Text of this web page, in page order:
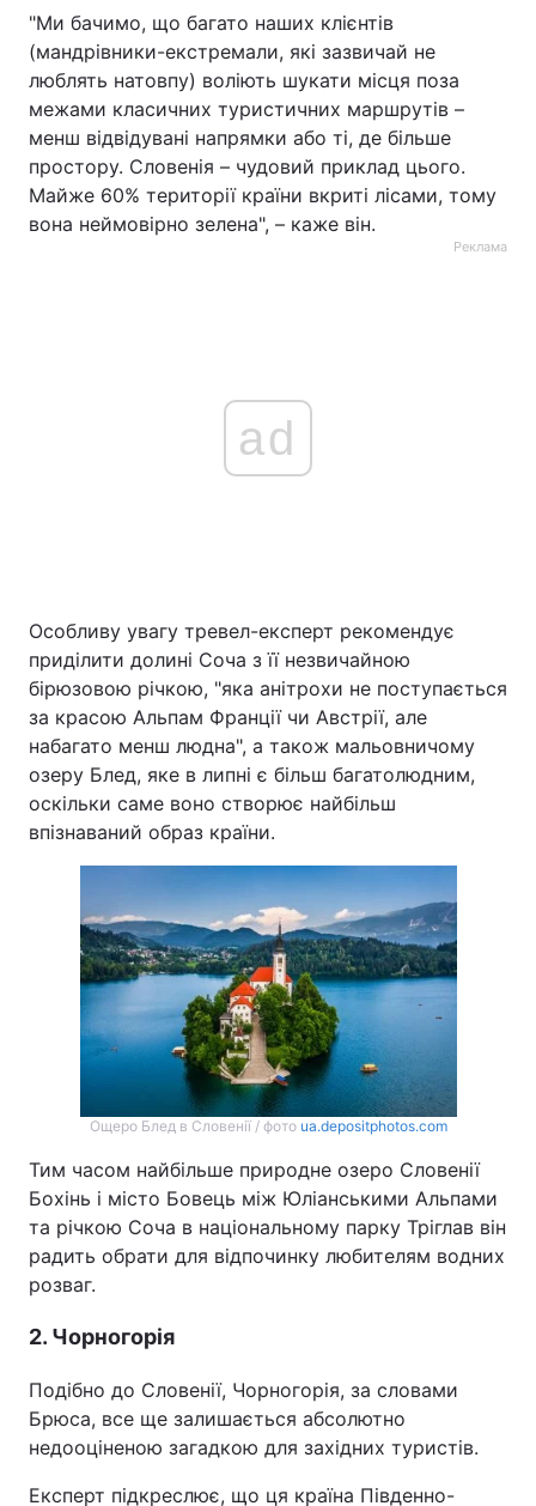
"Ми бачимо, що багато наших клієнтів
(мандрівники-екстремали, які зазвичай не
люблять натовпу) воліють шукати місця поза
межами класичних туристичних маршрутів –
менш відвідувані напрямки або ті, де більше
простору. Словенія – чудовий приклад цього.
Майже 60% території країни вкриті лісами, тому
вона неймовірно зелена", – каже він.
Реклама
ad
Особливу увагу тревел-експерт рекомендує
приділити долині Соча з її незвичайною
бірюзовою річкою, "яка анітрохи не поступається
за красою Альпам Франції чи Австрії, але
набагато менш людна", а також мальовничому
озеру Блед, яке в липні є більш багатолюдним,
оскільки саме воно створює найбільш
впізнаваний образ країни.
Ощеро Блед в Словенії / фото ua.depositphotos.com
Тим часом найбільше природне озеро Словенії
Бохінь і місто Бовець між Юліанськими Альпами
та річкою Соча в національному парку Тріглав він
радить обрати для відпочинку любителям водних
розваг.
2. Чорногорія
Подібно до Словенії, Чорногорія, за словами
Брюса, все ще залишається абсолютно
недооціненою загадкою для західних туристів.
Експерт підкреслює, що ця країна Південно-